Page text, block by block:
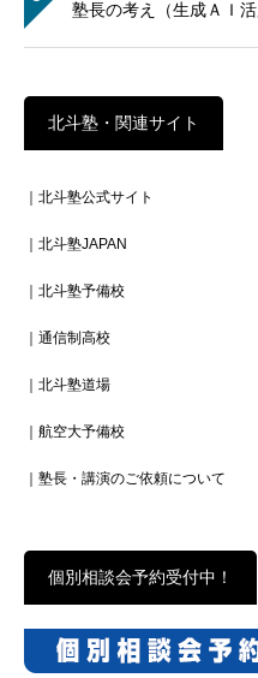
塾長の考え（生成ＡＩ
北斗塾・関連サイト
｜北斗塾公式サイト
｜北斗塾JAPAN
｜北斗塾予備校
｜通信制高校
｜北斗塾道場
｜航空大予備校
｜塾長・講演のご依頼について
個別相談会予約受付中！